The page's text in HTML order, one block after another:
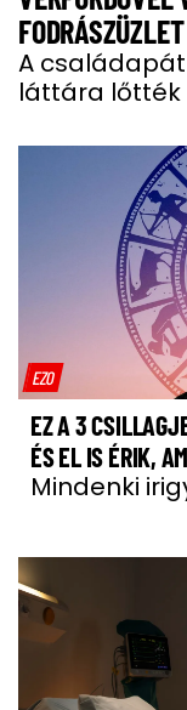
A
láttára lőtték
EZO
EZ A 3
ÉS EL IS ÉRIK,
Mindenki